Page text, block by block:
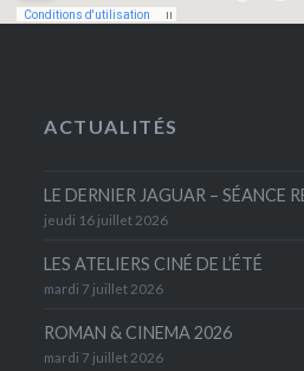
ACTUALITÉS
LE DERNIER JAGUAR – SÉANCE
jeudi 16 juillet 2026
LES ATELIERS CINÉ DE L’ÉTÉ
mardi 7 juillet 2026
ROMAN & CINEMA 2026
mardi 7 juillet 2026